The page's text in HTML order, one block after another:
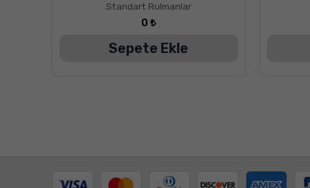
oy aldı
Standart Rulmanlar
0 ₺
Sepete Ekle